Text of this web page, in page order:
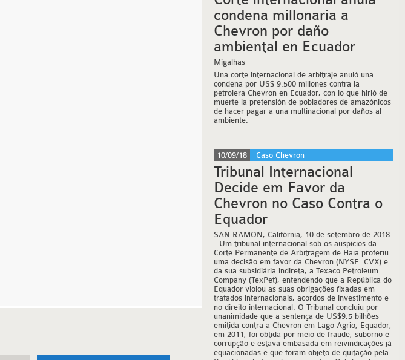
condena millonaria a
Chevron por daño
ambiental en Ecuador
Migalhas
Una corte internacional de arbitraje anuló una
condena por US$ 9.500 millones contra la
petrolera Chevron en Ecuador, con lo que hirió de
muerte la pretensión de pobladores de amazónicos
de hacer pagar a una multinacional por daños al
ambiente.
10/09/18 Caso Chevron
Tribunal Internacional
Decide em Favor da
Chevron no Caso Contra o
Equador
SAN RAMON, Califórnia, 10 de setembro de 2018
- Um tribunal internacional sob os auspícios da
Corte Permanente de Arbitragem de Haia proferiu
uma decisão em favor da Chevron (NYSE: CVX) e
da sua subsidiária indireta, a Texaco Petroleum
Company (TexPet), entendendo que a República do
Equador violou as suas obrigações fixadas em
tratados internacionais, acordos de investimento e
no direito internacional. O Tribunal concluiu por
unanimidade que a sentença de US$9,5 bilhões
emitida contra a Chevron em Lago Agrio, Equador,
em 2011, foi obtida por meio de fraude, suborno e
corrupção e estava embasada em reivindicações já
equacionadas e que foram objeto de quitação pela